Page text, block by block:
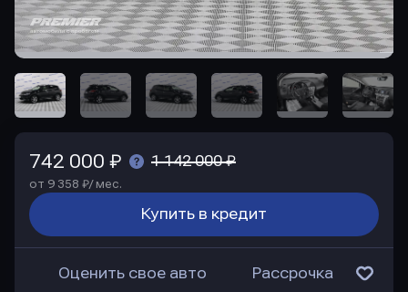
742 000 ₽ 1 142 000 ₽
от 9 358 ₽/ мес.
Купить в кредит
Оценить свое авто Рассрочка